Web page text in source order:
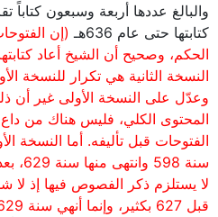
والبالغ عددها أربعة وسبعون كتاباً
كتابتها حتى عام 636هـ
(إن
النسخة الثانية هي تكرار للنسخة
وعدّل على النسخة الأولى غير
المحتوى الكلي، فليس هناك من
الفتوحات قبل تأليفه. أما النسخة
سنة
قبل 627 بكثير، وإنما أنهي سنة 629 حيث جمع وظهر نسخة كاملة)